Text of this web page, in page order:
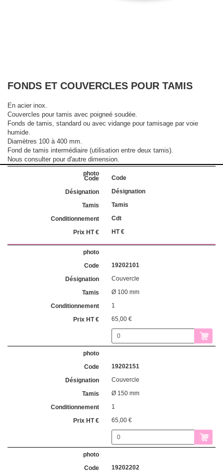
FONDS ET COUVERCLES POUR TAMIS
En acier inox.
Couvercles pour tamis avec poigneé soudée.
Fonds de tamis, standard ou avec vidange pour tamisage par voie
humide.
Diamètres 100 à 400 mm.
Fond de tamis intermédiaire (utilisation entre deux tamis).
Nous consulter pour d'autre dimension.
Code
Désignation
Tamis
Cdt
HT €
19202101
Couvercle
Ø 100 mm
1
65,00 €
19202151
Couvercle
Ø 150 mm
1
65,00 €
19202202